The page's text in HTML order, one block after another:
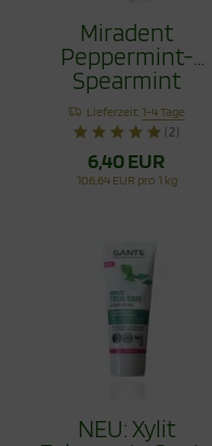
Miradent
Peppermint-
Spearmint
Kaugummi 2 Set
60 Stck.
Lieferzeit:1-4 Tage
(2)
6,40 EUR
106,64 EUR pro 1 kg
NEU: Xylit